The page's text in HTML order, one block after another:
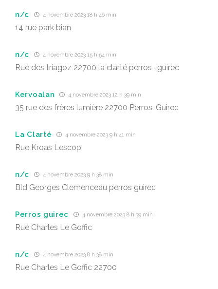
n/c 4 novembre 2023 18 h 46 min
14 rue park bian
n/c 4 novembre 2023 15 h 54 min
Rue des triagoz 22700 la clarté perros -guirec
Kervoalan 4 novembre 2023 12 h 39 min
35 rue des frères lumière 22700 Perros-Guirec
La Clarté 4 novembre 2023 9 h 41 min
Rue Kroas Lescop
n/c 4 novembre 2023 9 h 38 min
Bld Georges Clemenceau perros guirec
Perros guirec 4 novembre 2023 8 h 39 min
Rue Charles Le Goffic
n/c 4 novembre 2023 8 h 38 min
Rue Charles Le Goffic 22700